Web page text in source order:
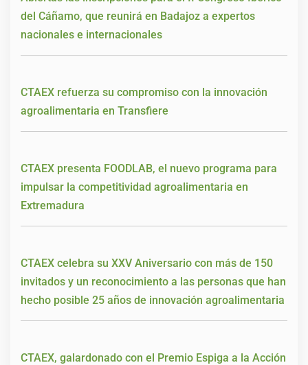
del Cáñamo, que reunirá en Badajoz a expertos
nacionales e internacionales
CTAEX refuerza su compromiso con la innovación
agroalimentaria en Transfiere
CTAEX presenta FOODLAB, el nuevo programa para
impulsar la competitividad agroalimentaria en
Extremadura
CTAEX celebra su XXV Aniversario con más de 150
invitados y un reconocimiento a las personas que han
hecho posible 25 años de innovación agroalimentaria
CTAEX, galardonado con el Premio Espiga a la Acción